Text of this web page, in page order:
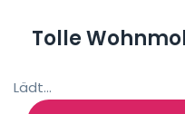
Tolle
Lädt...